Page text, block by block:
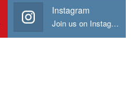
Instagram
Join us on Instagram